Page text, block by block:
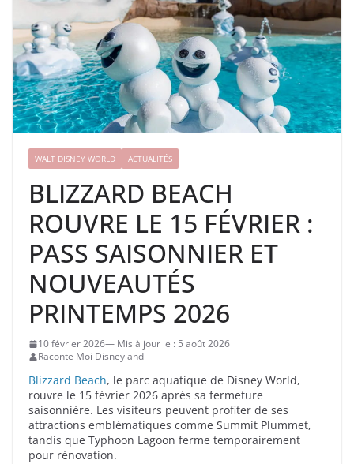
WALT DISNEY WORLD ACTUALITÉS
BLIZZARD BEACH
ROUVRE LE 15 FÉVRIER :
PASS SAISONNIER ET
NOUVEAUTÉS
PRINTEMPS 2026
10 février 2026
5 août 2026
Raconte Moi Disneyland
Blizzard Beach, le parc aquatique de Disney World,
rouvre le 15 février 2026 après sa fermeture
saisonnière. Les visiteurs peuvent profiter de ses
attractions emblématiques comme Summit Plummet,
tandis que Typhoon Lagoon ferme temporairement
pour rénovation.